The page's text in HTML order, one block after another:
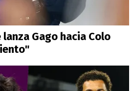
Gago hacia Colo